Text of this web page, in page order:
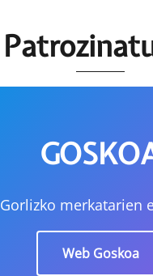
Gorlizko merkatarien
Web Goskoa